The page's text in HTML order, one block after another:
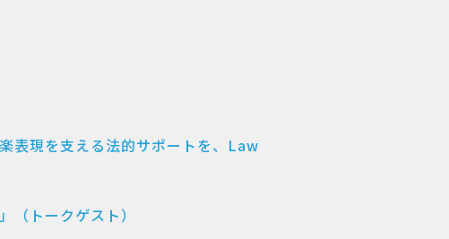
表現を支える法的サポートを、Law
トークゲスト）